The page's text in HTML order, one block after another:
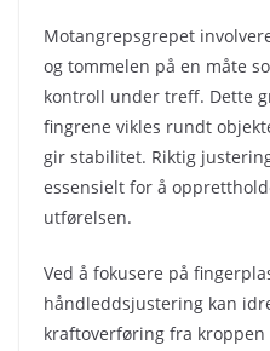
Motangrepsgrepet
og tommelen på en måte
kontroll under treff. Dette
fingrene vikles rundt
gir stabilitet. Riktig
essensielt for å
utførelsen.
Ved å fokusere på
håndleddsjustering kan
kraftoverføring fra